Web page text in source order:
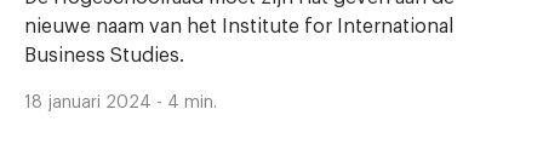
nieuwe naam van het Institute for International
Business Studies.
18 januari 2024 - 4 min.